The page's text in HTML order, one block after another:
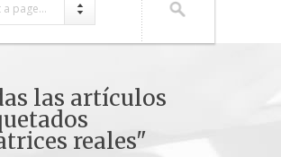
a page...
las artículos
reales"